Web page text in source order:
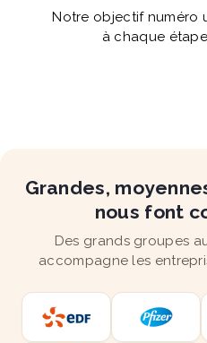
Notre objectif numéro
à chaque
Grandes,
nous font
Des grands groupes
accompagne les